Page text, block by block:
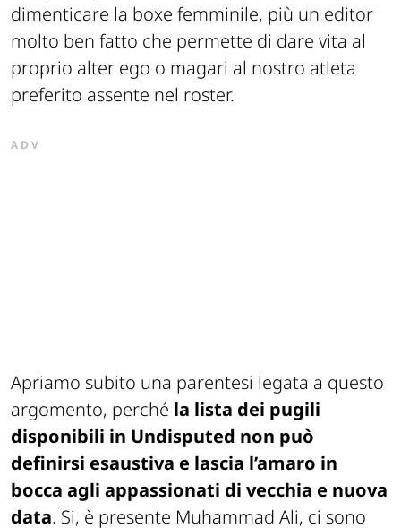
dimenticare la boxe femminile, più un editor
molto ben fatto che permette di dare vita al
proprio alter ego o magari al nostro atleta
preferito assente nel roster.
ADV
Apriamo subito una parentesi legata a questo
argomento, perché la lista dei pugili
disponibili in Undisputed non può
definirsi esaustiva e lascia l’amaro in
bocca agli appassionati di vecchia e nuova
data. Si, è presente Muhammad Ali, ci sono